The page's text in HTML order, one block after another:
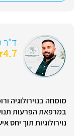
ד"ר
4.7
מומחה בנוירולוגיה
במרפאת הפרעות
נוירולוגיות תוך יחס